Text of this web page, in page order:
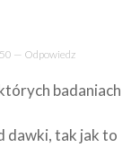
— Odpowiedz
badaniach
dawki, tak jak to